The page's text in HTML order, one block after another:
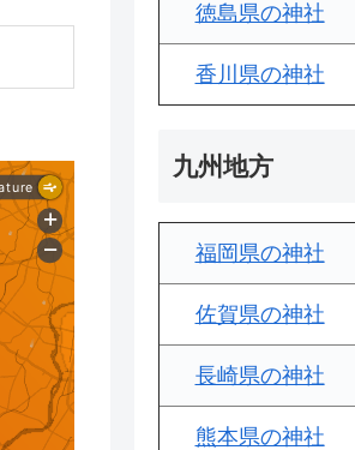
徳島県の神社
香川県の神社
九州地方
福岡県の神社
佐賀県の神社
長崎県の神社
熊本県の神社